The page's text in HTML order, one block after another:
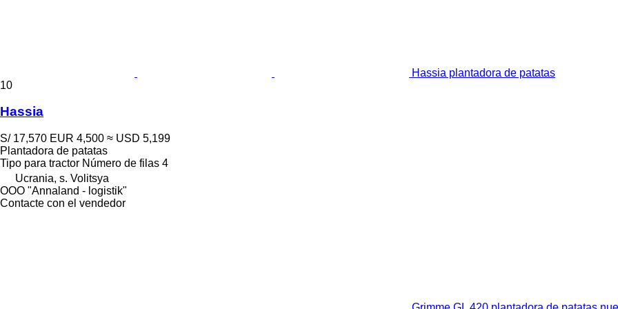
Hassia plantadora de patatas
10
Hassia
S/ 17,570 EUR 4,500 ≈ USD 5,199
Plantadora de patatas
Tipo para tractor Número de filas 4
Ucrania, s. Volitsya
OOO "Annaland - logistik"
Contacte con el vendedor